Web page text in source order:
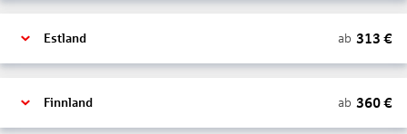
Estland ab 313 €
Finnland ab 360€